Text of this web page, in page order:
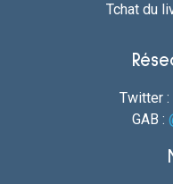
Tchat du
Twitter :
GAB :